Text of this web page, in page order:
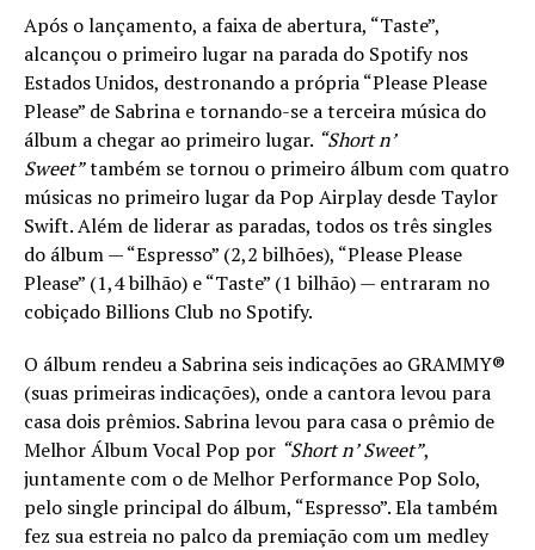
Após o lançamento, a faixa de abertura, “Taste”,
alcançou o primeiro lugar na parada do Spotify nos
Estados Unidos, destronando a própria “Please Please
Please” de Sabrina e tornando-se a terceira música do
álbum a chegar ao primeiro lugar. “Short n’
Sweet”também se tornou o primeiro álbum com quatro
músicas no primeiro lugar da Pop Airplay desde Taylor
Swift. Além de liderar as paradas, todos os três singles
do álbum — “Espresso” (2,2 bilhões), “Please Please
Please” (1,4 bilhão) e “Taste” (1 bilhão) — entraram no
cobiçado Billions Club no Spotify.
O álbum rendeu a Sabrina seis indicações ao GRAMMY®
(suas primeiras indicações), onde a cantora levou para
casa dois prêmios. Sabrina levou para casa o prêmio de
Melhor Álbum Vocal Pop por “Short n’ Sweet”,
juntamente com o de Melhor Performance Pop Solo,
pelo single principal do álbum, “Espresso”. Ela também
fez sua estreia no palco da premiação com um medley